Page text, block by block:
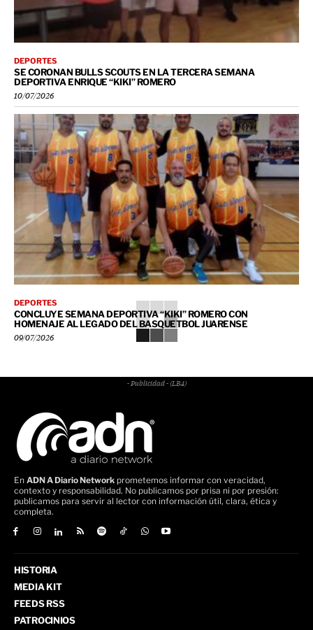
DEPORTES
SE CORONAN BULLS SCOUTS EN LA TERCERA SEMANA
DEPORTIVA ENRIQUE “KIKI” ROMERO
10/07/2026
DEPORTES
CONCLUYE SEMANA DEPORTIVA “KIKI” ROMERO CON
HOMENAJE AL LEGADO DEL BASQUETBOL JUARENSE
09/07/2026
- Publicidad - (LB4)
En ADN A Diario Network prometemos informar con veracidad,
contexto y responsabilidad. No publicamos por prisa ni por presión:
publicamos para servir al lector con información útil, clara, ética y
completa.
HISTORIA
MEDIA KIT
FEEDS RSS
PATROCINIOS